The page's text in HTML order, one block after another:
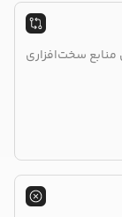
منابع سخت‌افزاری